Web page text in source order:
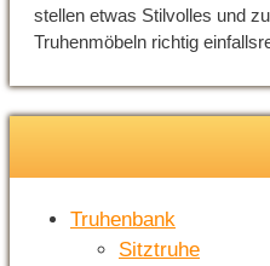
stellen etwas Stilvolles und
Truhenmöbeln richtig
Truhenbank
Sitztruhe